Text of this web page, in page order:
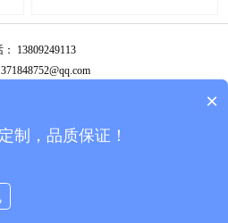
价格：根据材质及工艺、数量报
周期：签订合同确认样板后7-15个工
： 13809249113
拨打电话
×
制，品质保证！